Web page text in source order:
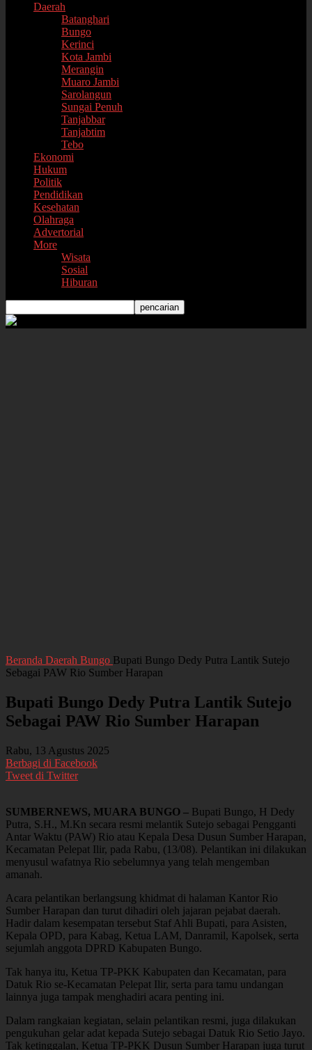
Daerah
Batanghari
Bungo
Kerinci
Kota Jambi
Merangin
Muaro Jambi
Sarolangun
Sungai Penuh
Tanjabbar
Tanjabtim
Tebo
Ekonomi
Hukum
Politik
Pendidikan
Kesehatan
Olahraga
Advertorial
More
Wisata
Sosial
Hiburan
Beranda Daerah Bungo Bupati Bungo Dedy Putra Lantik Sutejo
Sebagai PAW Rio Sumber Harapan
Bupati Bungo Dedy Putra Lantik Sutejo
Sebagai PAW Rio Sumber Harapan
Rabu, 13 Agustus 2025
Berbagi di Facebook
Tweet di Twitter
SUMBERNEWS, MUARA BUNGO – Bupati Bungo, H Dedy
Putra, S.H., M.Kn secara resmi melantik Sutejo sebagai Pengganti
Antar Waktu (PAW) Rio atau Kepala Desa Dusun Sumber Harapan,
Kecamatan Pelepat Ilir, pada Rabu, (13/08). Pelantikan ini dilakukan
menyusul wafatnya Rio sebelumnya yang telah mengemban
amanah.
Acara pelantikan berlangsung khidmat di halaman Kantor Rio
Sumber Harapan dan turut dihadiri oleh jajaran pejabat daerah.
Hadir dalam kesempatan tersebut Staf Ahli Bupati, para Asisten,
Kepala OPD, para Kabag, Ketua LAM, Danramil, Kapolsek, serta
sejumlah anggota DPRD Kabupaten Bungo.
Tak hanya itu, Ketua TP-PKK Kabupaten dan Kecamatan, para
Datuk Rio se-Kecamatan Pelepat Ilir, serta para tamu undangan
lainnya juga tampak menghadiri acara penting ini.
Dalam rangkaian kegiatan, selain pelantikan resmi, juga dilakukan
pengukuhan gelar adat kepada Sutejo sebagai Datuk Rio Setio Jayo.
Tak ketinggalan, Ketua TP-PKK Dusun Sumber Harapan juga turut